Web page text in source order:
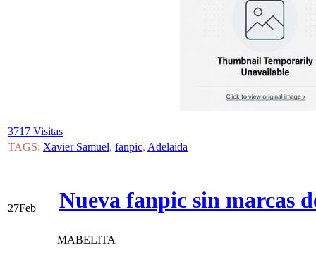
3717 Visitas
TAGS: Xavier Samuel, fanpic, Adelaida
27Feb Nueva fanpic sin marcas
MABELITA